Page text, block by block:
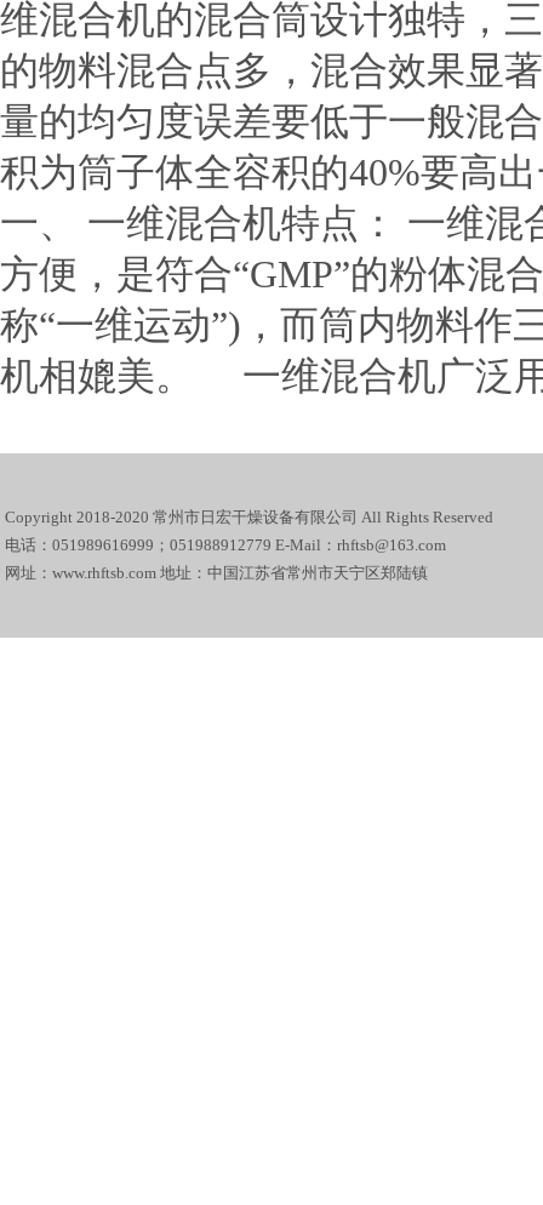
维混合机的混合筒设计独特，
的物料混合点多，混合效果显
量的均匀度误差要低于一般混
积为筒子体全容积的40%要高
一、 一维混合机特点： 一维
方便，是符合“GMP”的粉体混
称“一维运动”)，而筒内物料作
机相媲美。 一维混合机广泛
Copyright 2018-2020 常州市日宏干燥设备有限公司 All Rights Reserved
电话：051989616999；051988912779 E-Mail：rhftsb@163.com
网址：www.rhftsb.com 地址：中国江苏省常州市天宁区郑陆镇